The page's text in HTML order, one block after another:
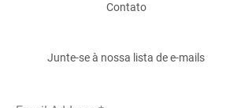
Contato
Junte-se à nossa lista de e-mails